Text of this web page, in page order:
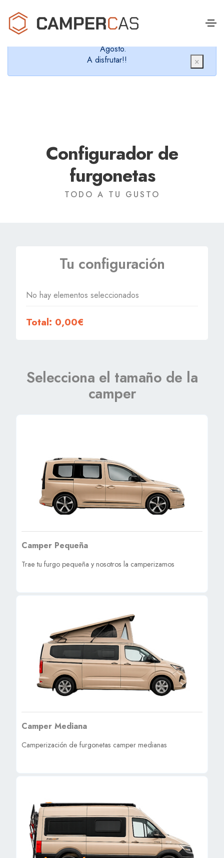
Cerramos en verano, que nos queremos dar un
chapuzón y refrescarnos.
Agosto.
A disfrutar!!
×
Configurador de
furgonetas
TODO A TU GUSTO
Tu configuración
No hay elementos seleccionados
Total: 0,00€
Selecciona el tamaño de la
camper
Camper Pequeña
Trae tu furgo pequeña y nosotros la camperizamos
Camper Mediana
Camperización de furgonetas camper medianas